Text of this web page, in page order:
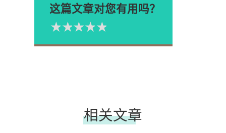
这篇文章对您有用吗？
Please rate
4星
3星
2星
1星
相关文章